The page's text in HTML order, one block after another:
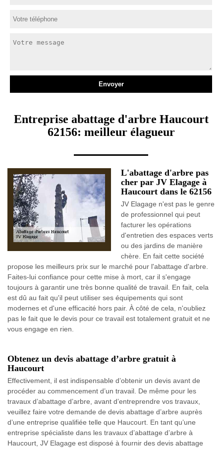
Entreprise abattage d'arbre Haucourt
62156: meilleur élagueur
L'abattage d'arbre pas
cher par JV Elagage à
Haucourt dans le 62156
JV Elagage n'est pas le genre
de professionnel qui peut
facturer les opérations
d'entretien des espaces verts
ou des jardins de manière
chère. En fait cette société
propose les meilleurs prix sur le marché pour l'abattage d'arbre.
Faites-lui confiance pour cette mise à mort, car il s'engage
toujours à garantir une très bonne qualité de travail. En fait, cela
est dû au fait qu'il peut utiliser ses équipements qui sont
modernes et d'une efficacité hors pair. À côté de cela, n'oubliez
pas le fait que le devis pour ce travail est totalement gratuit et ne
vous engage en rien.
Obtenez un devis abattage d’arbre gratuit à
Haucourt
Effectivement, il est indispensable d’obtenir un devis avant de
procéder au commencement d’un travail. De même pour les
travaux d’abattage d’arbre, avant d’entreprendre vos travaux,
veuillez faire votre demande de devis abattage d’arbre auprès
d’une entreprise qualifiée telle que Haucourt. En tant qu’une
entreprise spécialiste dans les travaux d’abattage d’arbre à
Haucourt, JV Elagage est disposé à fournir des devis abattage